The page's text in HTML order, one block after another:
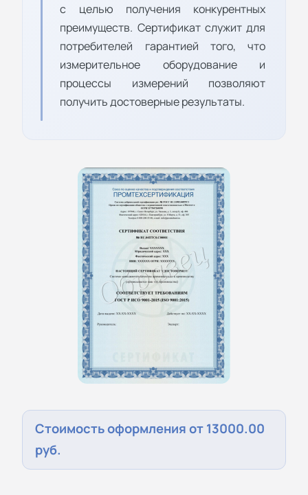
с целью получения конкурентных
преимуществ. Сертификат служит для
потребителей гарантией того, что
измерительное оборудование и
процессы измерений позволяют
получить достоверные результаты.
Стоимость оформления от 13000.00
руб.